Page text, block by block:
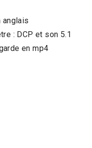
: DCP et son 5.1
en mp4